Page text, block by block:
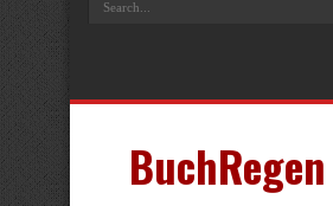
BuchRegen